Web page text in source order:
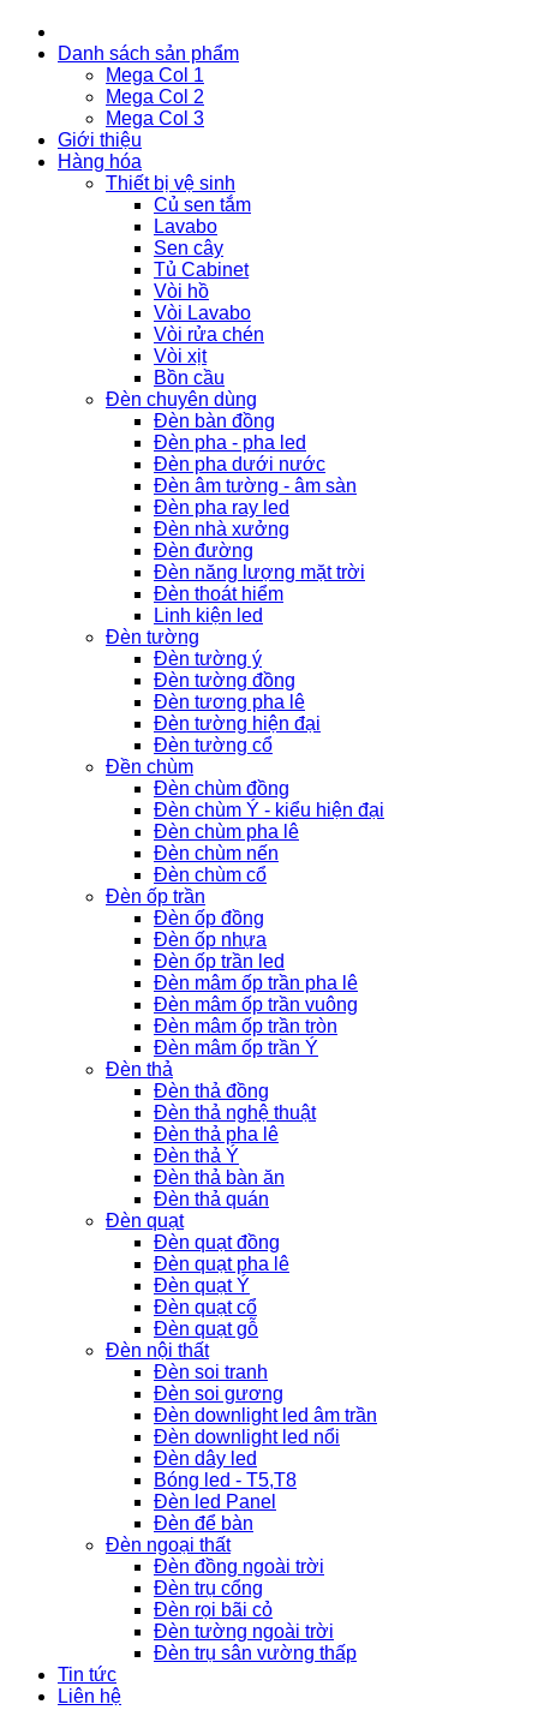
Danh sách sản phẩm
Mega Col 1
Mega Col 2
Mega Col 3
Giới thiệu
Hàng hóa
Thiết bị vệ sinh
Củ sen tắm
Lavabo
Sen cây
Tủ Cabinet
Vòi hồ
Vòi Lavabo
Vòi rửa chén
Vòi xịt
Bồn cầu
Đèn chuyên dùng
Đèn bàn đồng
Đèn pha - pha led
Đèn pha dưới nước
Đèn âm tường - âm sàn
Đèn pha ray led
Đèn nhà xưởng
Đèn đường
Đèn năng lượng mặt trời
Đèn thoát hiểm
Linh kiện led
Đèn tường
Đèn tường ý
Đèn tường đồng
Đèn tương pha lê
Đèn tường hiện đại
Đèn tường cổ
Đền chùm
Đèn chùm đồng
Đèn chùm Ý - kiểu hiện đại
Đèn chùm pha lê
Đèn chùm nến
Đèn chùm cổ
Đèn ốp trần
Đèn ốp đồng
Đèn ốp nhựa
Đèn ốp trần led
Đèn mâm ốp trần pha lê
Đèn mâm ốp trần vuông
Đèn mâm ốp trần tròn
Đèn mâm ốp trần Ý
Đèn thả
Đèn thả đồng
Đèn thả nghệ thuật
Đèn thả pha lê
Đèn thả Ý
Đèn thả bàn ăn
Đèn thả quán
Đèn quạt
Đèn quạt đồng
Đèn quạt pha lê
Đèn quạt Ý
Đèn quạt cổ
Đèn quạt gỗ
Đèn nội thất
Đèn soi tranh
Đèn soi gương
Đèn downlight led âm trần
Đèn downlight led nổi
Đèn dây led
Bóng led - T5,T8
Đèn led Panel
Đèn để bàn
Đèn ngoại thất
Đèn đồng ngoài trời
Đèn trụ cổng
Đèn rọi bãi cỏ
Đèn tường ngoài trời
Đèn trụ sân vường thấp
Tin tức
Liên hệ